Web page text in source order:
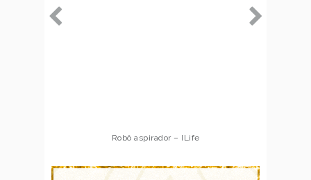
Robô aspirador – Multilaser